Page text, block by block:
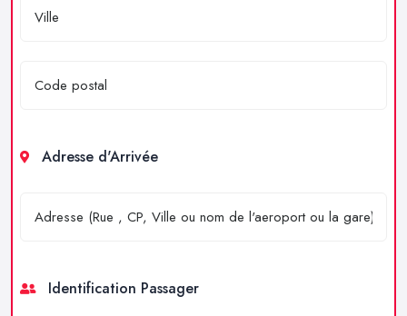
Adresse d'Arrivée
Identification Passager